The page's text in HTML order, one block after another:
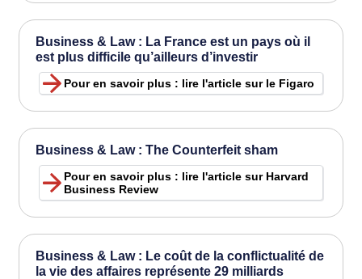
Business & Law : La France est un pays où il
est plus difficile qu’ailleurs d’investir
Pour en savoir plus : lire l'article sur le Figaro
Business & Law : The Counterfeit sham
Pour en savoir plus : lire l'article sur Harvard
Business Review
Business & Law : Le coût de la conflictualité de
la vie des affaires représente 29 milliards